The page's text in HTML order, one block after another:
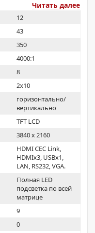
Читать далее
12
43
350
4000:1
8
2х10
горизонтально/
вертикально
TFT LCD
3840 x 2160
HDMI CEC Link,
HDMIx3, USBx1,
LAN, RS232, VGA.
Полная LED
подсветка по всей
матрице
9
0